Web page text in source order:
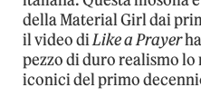
della Material Girl dai
il video diLike a Prayer
pezzo di duro realismo
iconici del primo